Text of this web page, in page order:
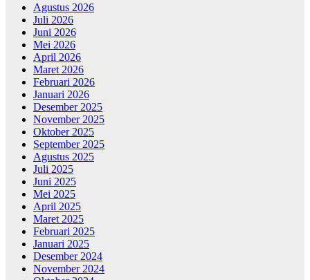
Agustus 2026
Juli 2026
Juni 2026
Mei 2026
April 2026
Maret 2026
Februari 2026
Januari 2026
Desember 2025
November 2025
Oktober 2025
September 2025
Agustus 2025
Juli 2025
Juni 2025
Mei 2025
April 2025
Maret 2025
Februari 2025
Januari 2025
Desember 2024
November 2024